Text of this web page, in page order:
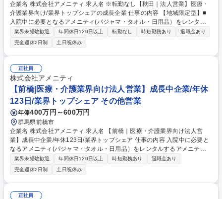
企業名 株式会社アメニティ 求人名 ※転勤なし【秋田｜法人営業】医療・
介護業界向け/業界トップシェアの成長企業 仕事の内容 【地域限定型】■
入院中に必要となるアメニティ(パジャマ・タオル・日用品）をレンタル
するアメニティサポートシステムを提供している当社にて、病院・介護施
設向けの提案営業をお任せ致します。 アメニティのレンタルサービスの提
案だけでなく、人材派遣・紹介等幅広く事業展開しているため、多角的に
提案ができることもポイントの一つです。社会貢献性も高く、今後の高齢
化社会において成長が見込める産業です。 また、病院や介護施設の業務軽
減に貢献する事で、患者様、利用者様へのサービス向上に直結する為、大
変やりがいのあるお仕事です。 ★2007年の設立以来、従業員数2,600名を
超える企業に成長した優良企業！ 募集職種 ※転勤なし【秋田｜法人営
業】医療・介護業界向け/業界トップシェアの成長企業
業界未経験歓迎 年間休日120日以上 転勤なし 時短勤務あり
退職金あり
完全週休2日制
土日祝休み
正社員
株式会社アメニティ
【前橋|医療・介護業界向け法人営業】成長中企業/年休
123日/業界トップシェア その他営業
年俸400万円～600万円
群馬県前橋市
企業名 株式会社アメニティ 求人名 【前橋｜医療・介護業界向け法人営
業】成長中企業/年休123日/業界トップシェア 仕事の内容 入院中に必要と
なるアメニティ(パジャマ・タオル・日用品）をレンタルするアメニティ
サポートシステムを提供している当社にて、病院・介護施設向けの提案営
業をお任せ致します。 アメニティのレンタルサービスの提案だけでなく、
人材派遣・紹介等幅広く事業展開しているため、多角的に提案ができるこ
ともポイントの一つです。社会貢献性も高く、今後の高齢化社会において
成長が見込める産業です。 また、病院や介護施設の業務軽減に貢献する事
業界未経験歓迎 年間休日120日以上 時短勤務あり
退職金あり
完全週休2日制
土日祝休み
正社員